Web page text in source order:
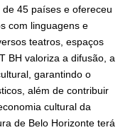
45 países e ofereceu
com linguagens e
teatros, espaços
BH valoriza a difusão, a
garantindo o
além de contribuir
cultural da
de Belo Horizonte terá